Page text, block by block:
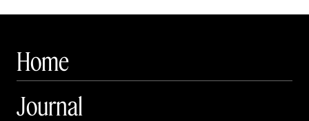
Home
Journal